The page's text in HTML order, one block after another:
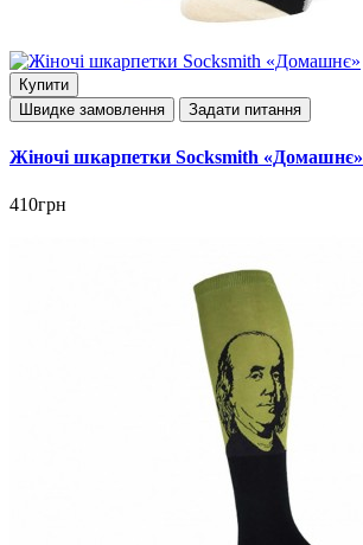
Купити
Швидке замовлення
Задати питання
Жіночі шкарпетки Socksmith «Домашнє»
410грн